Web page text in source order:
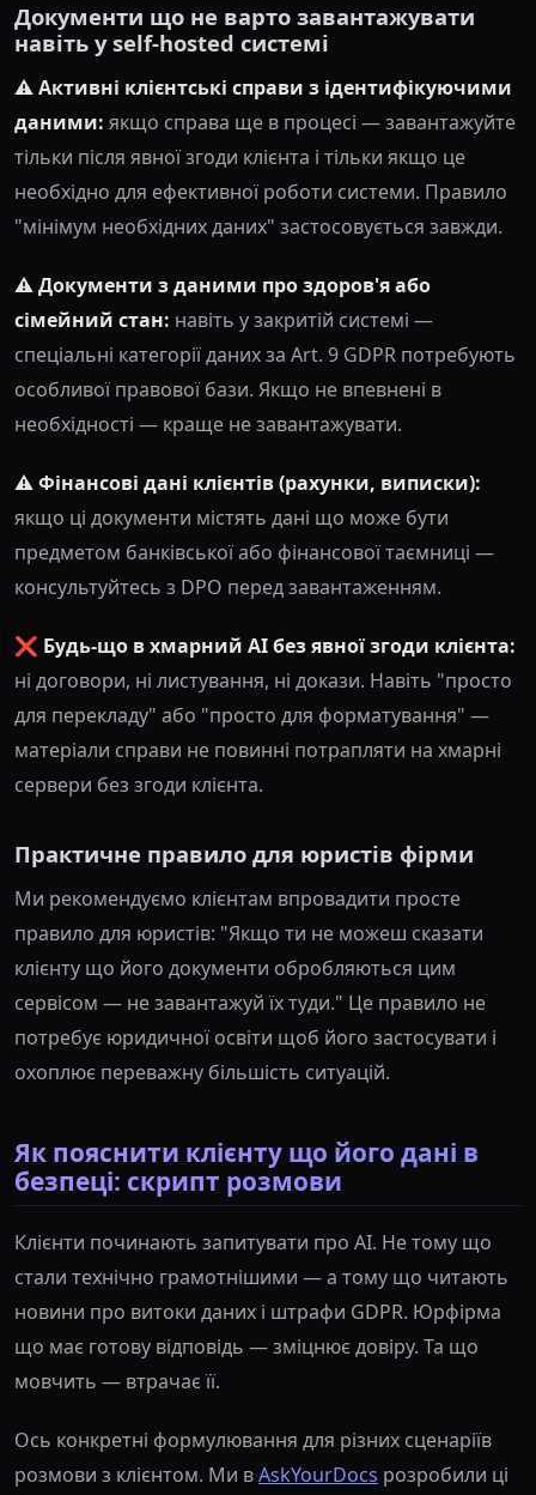
Документи що не варто завантажувати
навіть у self-hosted системі
⚠️ Активні клієнтські справи з ідентифікуючими
даними: якщо справа ще в процесі — завантажуйте
тільки після явної згоди клієнта і тільки якщо це
необхідно для ефективної роботи системи. Правило
"мінімум необхідних даних" застосовується завжди.
⚠️ Документи з даними про здоров'я або
сімейний стан: навіть у закритій системі —
спеціальні категорії даних за Art. 9 GDPR потребують
особливої правової бази. Якщо не впевнені в
необхідності — краще не завантажувати.
⚠️ Фінансові дані клієнтів (рахунки, виписки):
якщо ці документи містять дані що може бути
предметом банківської або фінансової таємниці —
консультуйтесь з DPO перед завантаженням.
❌ Будь-що в хмарний AI без явної згоди клієнта:
ні договори, ні листування, ні докази. Навіть "просто
для перекладу" або "просто для форматування" —
матеріали справи не повинні потрапляти на хмарні
сервери без згоди клієнта.
Практичне правило для юристів фірми
Ми рекомендуємо клієнтам впровадити просте
правило для юристів: "Якщо ти не можеш сказати
клієнту що його документи обробляються цим
сервісом — не завантажуй їх туди." Це правило не
потребує юридичної освіти щоб його застосувати і
охоплює переважну більшість ситуацій.
Як пояснити клієнту що його дані в
безпеці: скрипт розмови
Клієнти починають запитувати про AI. Не тому що
стали технічно грамотнішими — а тому що читають
новини про витоки даних і штрафи GDPR. Юрфірма
що має готову відповідь — зміцнює довіру. Та що
мовчить — втрачає її.
Ось конкретні формулювання для різних сценаріїв
розмови з клієнтом. Ми вAskYourDocs розробили ці